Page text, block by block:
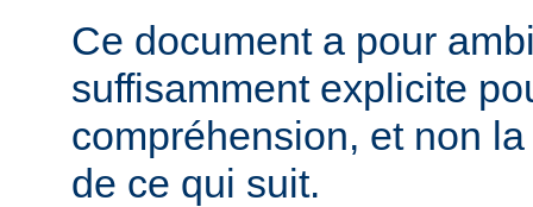
Ce document a pour
suffisamment explicite
compréhension, et non
de ce qui suit.